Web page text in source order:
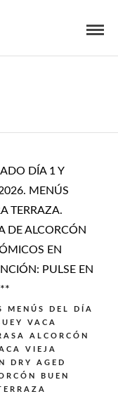
DÍA 1 Y
MENÚS
TERRAZA.
DE ALCORCÓN
EN
PULSE EN
MENÚS DEL DÍA
VACA
ALCORCÓN
VIEJA
DRY AGED
BUEN